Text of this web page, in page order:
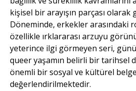
kişisel bir arayışın parçası
Döneminde, erkekler arasındaki
özellikle ırklararası arzuyu
yeterince ilgi görmeyen seri,
queer yaşamın belirli bir tarihsel
önemli bir sosyal ve kültürel
değerlendirilmektedir.